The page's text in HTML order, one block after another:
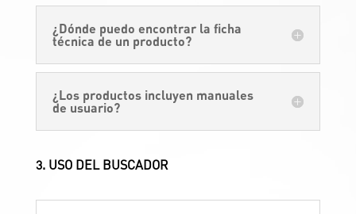
¿Dónde puedo encontrar la ficha
técnica de un producto?
¿Los productos incluyen manuales
de usuario?
3. USO DEL BUSCADOR